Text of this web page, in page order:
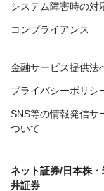
システム障害時の対
コンプライアンス
金融サービス提供法
プライバシーポリシ
SNS等の情報発信サ
ついて
ネット証券/日本株
井証券